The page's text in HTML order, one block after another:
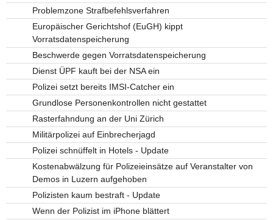
Problemzone Strafbefehlsverfahren
Europäischer Gerichtshof (EuGH) kippt
Vorratsdatenspeicherung
Beschwerde gegen Vorratsdatenspeicherung
Dienst ÜPF kauft bei der NSA ein
Polizei setzt bereits IMSI-Catcher ein
Grundlose Personenkontrollen nicht gestattet
Rasterfahndung an der Uni Zürich
Militärpolizei auf Einbrecherjagd
Polizei schnüffelt in Hotels - Update
Kostenabwälzung für Polizeieinsätze auf Veranstalter von
Demos in Luzern aufgehoben
Polizisten kaum bestraft - Update
Wenn der Polizist im iPhone blättert